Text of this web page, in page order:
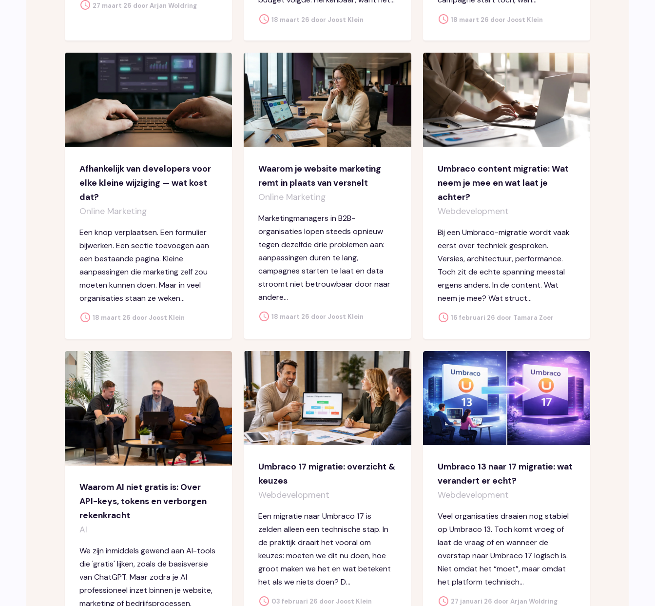
27 maart 26 door Arjan Woldring
18 maart 26 door Joost Klein 18 maart 26 door Joost Klein
Afhankelijk van developers voor
elke kleine wijziging — wat kost
dat?
Online Marketing
Een knop verplaatsen. Een formulier
bijwerken. Een sectie toevoegen aan
een bestaande pagina. Kleine
aanpassingen die marketing zelf zou
moeten kunnen doen. Maar in veel
organisaties staan ze weken...
18 maart 26 door Joost Klein
Waarom je website marketing
remt in plaats van versnelt
Online Marketing
Marketingmanagers in B2B-
organisaties lopen steeds opnieuw
tegen dezelfde drie problemen aan:
aanpassingen duren te lang,
campagnes starten te laat en data
stroomt niet betrouwbaar door naar
andere...
18 maart 26 door Joost Klein
Umbraco content migratie: Wat
neem je mee en wat laat je
achter?
Webdevelopment
Bij een Umbraco-migratie wordt vaak
eerst over techniek gesproken.
Versies, architectuur, performance.
Toch zit de echte spanning meestal
ergens anders. In de content. Wat
neem je mee? Wat struct...
16 februari 26 door Tamara Zoer
Waarom AI niet gratis is: Over
API-keys, tokens en verborgen
rekenkracht
AI
We zijn inmiddels gewend aan AI-tools
die 'gratis' lijken, zoals de basisversie
van ChatGPT. Maar zodra je AI
professioneel inzet binnen je website,
marketing of bedrijfsprocessen,
Umbraco 17 migratie: overzicht &
keuzes
Webdevelopment
Een migratie naar Umbraco 17 is
zelden alleen een technische stap. In
de praktijk draait het vooral om
keuzes: moeten we dit nu doen, hoe
groot maken we het en wat betekent
het als we niets doen? D...
03 februari 26 door Joost Klein
Umbraco 13 naar 17 migratie: wat
verandert er echt?
Webdevelopment
Veel organisaties draaien nog stabiel
op Umbraco 13. Toch komt vroeg of
laat de vraag of en wanneer de
overstap naar Umbraco 17 logisch is.
Niet omdat het “moet”, maar omdat
het platform technisch...
27 januari 26 door Arjan Woldring